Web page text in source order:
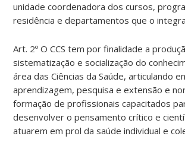
unidade coordenadora dos cursos,
residência e departamentos que o
Art. 2º O CCS tem por finalidade a
sistematização e socialização do
área das Ciências da Saúde, articulando
aprendizagem, pesquisa e extensão e
formação de profissionais capacitados
desenvolver o pensamento crítico e
atuarem em prol da saúde individual e